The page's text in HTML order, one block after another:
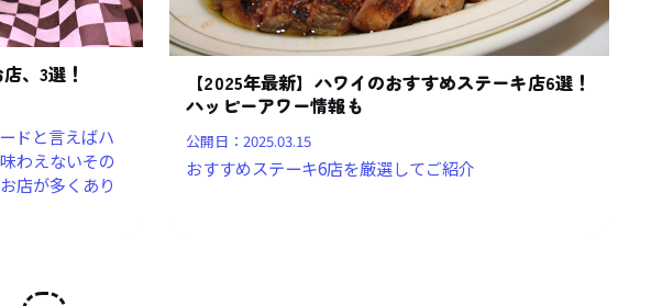
、3選！
ドと言えばハ
わえないその
店が多くあり
【2025年最新】ハワイのおすすめステーキ店6選！
ハッピーアワー情報も
公開日：2025.03.15
おすすめステーキ6店を厳選してご紹介